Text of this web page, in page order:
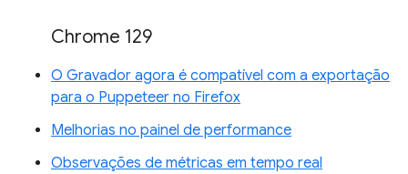
Chrome 129
O Gravador agora é compatível com a exportação
para o Puppeteer no Firefox
Melhorias no painel de performance
Observações de métricas em tempo real